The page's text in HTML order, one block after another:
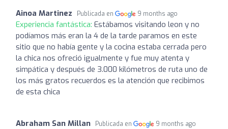
Ainoa Martinez Publicada en 9 months ago
Experiencia fantástica: Estábamos visitando leon y no
podíamos más eran la 4 de la tarde paramos en este
sitio que no había gente y la cocina estaba cerrada pero
la chica nos ofreció igualmente y fue muy atenta y
simpática y después de 3.000 kilómetros de ruta uno de
los más gratos recuerdos es la atención que recibimos
de esta chica
Abraham San Millan Publicada en 9 months ago